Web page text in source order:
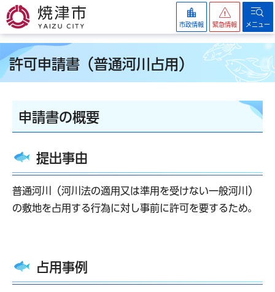
焼津市
市政情報 緊急情報 メニュー
許可申請書（普通河川占用）
申請書の概要
提出事由
普通河川（河川法の適用又は準用を受けない一般河川）
の敷地を占用する行為に対し事前に許可を要するため。
占用事例